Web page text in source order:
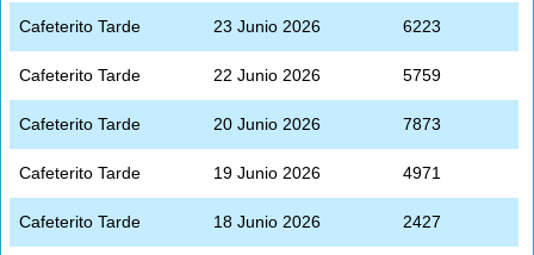
Cafeterito Tarde 23 Junio 2026 6223
Cafeterito Tarde 22 Junio 2026 5759
Cafeterito Tarde 20 Junio 2026 7873
Cafeterito Tarde 19 Junio 2026 4971
Cafeterito Tarde 18 Junio 2026 2427